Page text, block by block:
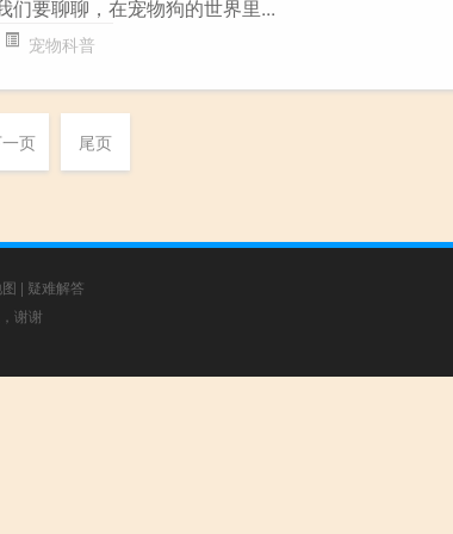
们要聊聊，在宠物狗的世界里...
宠物科普
页 尾页
| 疑难解答
谢谢